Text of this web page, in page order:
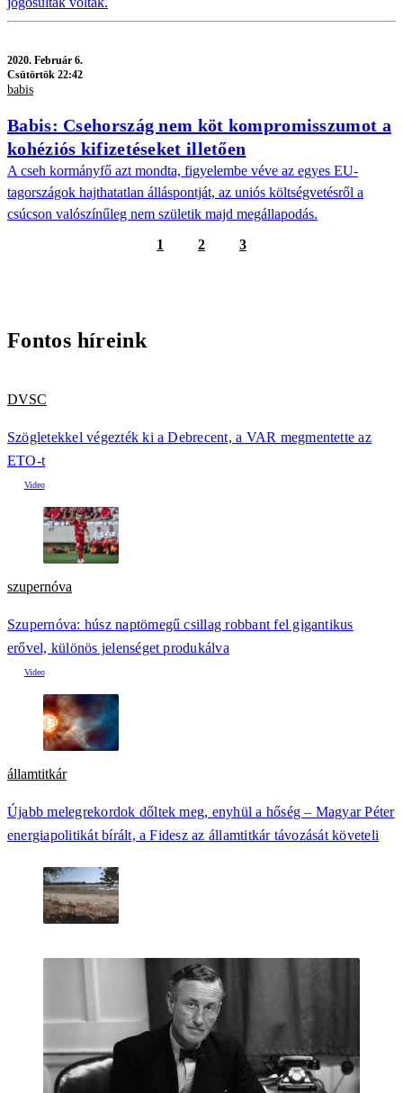
2020. Február 6.
Csütörtök 22:42
babis
Babis: Csehország nem köt kompromisszumot a
kohéziós kifizetéseket illetően
A cseh kormányfő azt mondta, figyelembe véve az egyes EU-
tagországok hajthatatlan álláspontját, az uniós költségvetésről a
csúcson valószínűleg nem születik majd megállapodás.
1
2 3
Fontos híreink
DVSC
Szögletekkel végezték ki a Debrecent, a VAR megmentette az
ETO-t
szupernóva
Szupernóva: húsz naptömegű csillag robbant fel gigantikus
erővel, különös jelenséget produkálva
államtitkár
Újabb melegrekordok dőltek meg, enyhül a hőség – Magyar Péter
energiapolitikát bírált, a Fidesz az államtitkár távozását követeli